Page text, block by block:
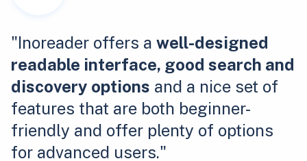
"Inoreader offers a well-designed
readable interface, good search and
discovery options and a nice set of
features that are both beginner-
friendly and offer plenty of options
for advanced users."